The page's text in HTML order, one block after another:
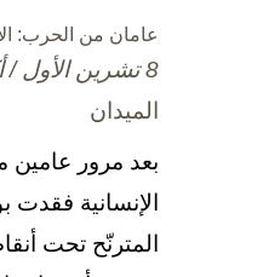
عامان من الحرب:
8 تشرين الأول / أكتوبر، 2025
الميدان
بعد مرور عامين
الإنسانية فقدت
المترنّح تحت